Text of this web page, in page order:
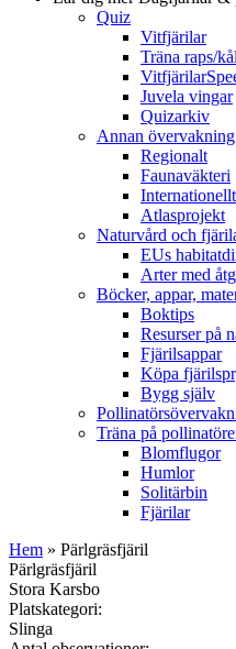
Quiz
Vitfjärilar
Träna raps/
Juvela vingar
Quizarkiv
Annan övervakning
Regionalt
Faunaväkteri
Internationellt
Atlasprojekt
Naturvård och
EUs
Arter med
Böcker, appar,
Boktips
Resurser på
Fjärilsappar
Köpa
Bygg själv
Träna på
Blomflugor
Humlor
Solitärbin
Fjärilar
Hem » Pärlgräsfjäril
Pärlgräsfjäril
Stora Karsbo
Platskategori:
Slinga